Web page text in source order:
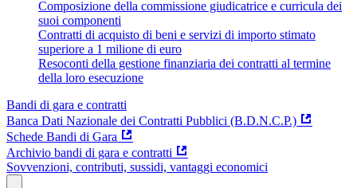
Composizione della commissione giudicatrice e curricula dei
suoi componenti
Contratti di acquisto di beni e servizi di importo stimato
superiore a 1 milione di euro
Resoconti della gestione finanziaria dei contratti al termine
della loro esecuzione
Bandi di gara e contratti
Banca Dati Nazionale dei Contratti Pubblici (B.D.N.C.P.)
Schede Bandi di Gara
Archivio bandi di gara e contratti
Sovvenzioni, contributi, sussidi, vantaggi economici